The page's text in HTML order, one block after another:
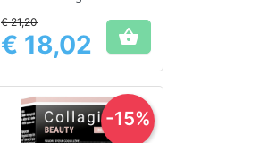
regulering van natuurlijke
ontstekingen
Prijs
€ 21,20
€ 18,02 
-15%